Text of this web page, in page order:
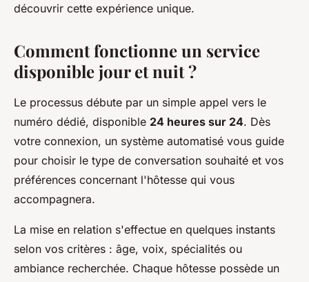
découvrir cette expérience unique.
Comment fonctionne un service
disponible jour et nuit ?
Le processus débute par un simple appel vers le
numéro dédié, disponible 24 heures sur 24. Dès
votre connexion, un système automatisé vous guide
pour choisir le type de conversation souhaité et vos
préférences concernant l'hôtesse qui vous
accompagnera.
La mise en relation s'effectue en quelques instants
selon vos critères : âge, voix, spécialités ou
ambiance recherchée. Chaque hôtesse possède un